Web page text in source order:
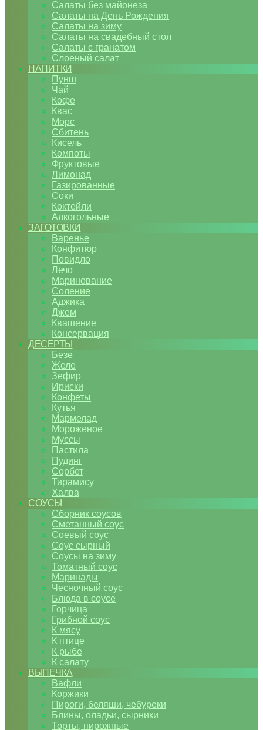
Салаты без майонеза
Салаты на День Рождения
Салаты на зиму
Салаты на свадебный стол
Салаты с гранатом
Слоеный салат
НАПИТКИ
Пунш
Чай
Кофе
Квас
Морс
Сбитень
Кисель
Компоты
Фруктовые
Лимонад
Газированные
Соки
Коктейли
Алкогольные
ЗАГОТОВКИ
Варенье
Конфитюр
Повидло
Лечо
Маринование
Соление
Аджика
Джем
Квашение
Консервация
ДЕСЕРТЫ
Безе
Желе
Зефир
Ириски
Конфеты
Кутья
Мармелад
Мороженое
Муссы
Пастила
Пудинг
Сорбет
Тирамису
Халва
СОУСЫ
Сборник соусов
Сметанный соус
Соевый соус
Соус сырный
Соусы на зиму
Томатный соус
Маринады
Чесночный соус
Блюда в соусе
Горчица
Грибной соус
К мясу
К птице
К рыбе
К салату
ВЫПЕЧКА
Вафли
Коржики
Пироги, беляши, чебуреки
Блины, оладьи, сырники
Торты, пирожные